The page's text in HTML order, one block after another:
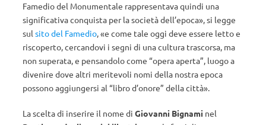
Famedio del Monumentale rappresentava quindi una
significativa conquista per la società dell’epoca», si legge
sul sito del Famedio, «e come tale oggi deve essere letto e
riscoperto, cercandovi i segni di una cultura trascorsa, ma
non superata, e pensandolo come “opera aperta”, luogo a
divenire dove altri meritevoli nomi della nostra epoca
possono aggiungersi al “libro d’onore” della città».
La scelta di inserire il nome di Giovanni Bignami nel